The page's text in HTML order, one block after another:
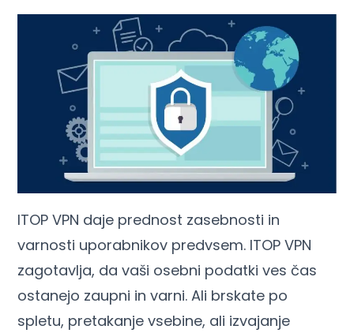
ITOP VPN daje prednost zasebnosti in
varnosti uporabnikov predvsem. ITOP VPN
zagotavlja, da vaši osebni podatki ves čas
ostanejo zaupni in varni. Ali brskate po
spletu, pretakanje vsebine, ali izvajanje